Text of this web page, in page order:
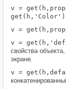
v =
get(h,'Color')
v =
v =
свойства
экране.
v =